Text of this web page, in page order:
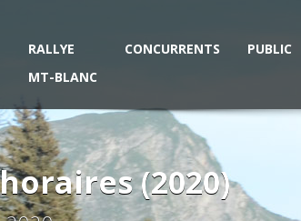
RALLYE
MT-BLANC
CONCURRENTS PUBLIC
(2020)